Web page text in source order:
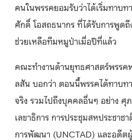
คนในพรรคยอมรับว่าได้เริ่มทาบ
ศักดิ์ โอสถธนากร ที่ได้รับการพูด
ช่วยเหลือทีมหมูป่าเมื่อปีที่แล้ว
คณะทำงานด้านยุทธศาสตร์พรรค
ลสัน บอกว่า ตอนนี้พรรคได้ทาบท
จริง รวมไปถึงบุคคลอื่นๆ อย่าง
เลขาธิการ การประชุมสหประชาช
การพัฒนา (UNCTAD) และอดีต